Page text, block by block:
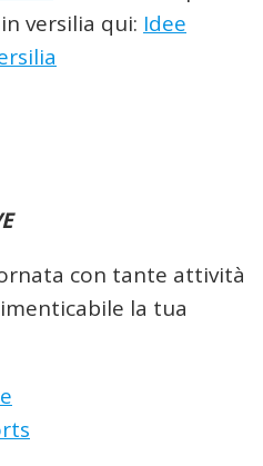
versilia qui: Idee
con tante attività
la tua